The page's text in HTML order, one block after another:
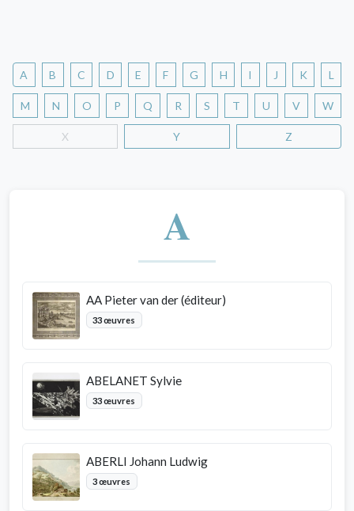
A B C D E F G H I J K L
M N O P Q R S T U V W
X Y Z
A
AA Pieter van der (éditeur)
33 œuvres
ABELANET Sylvie
33 œuvres
ABERLI Johann Ludwig
3 œuvres